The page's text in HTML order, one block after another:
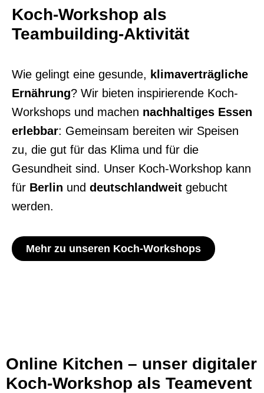
Koch-Workshop als
Teambuilding-Aktivität​
Wie gelingt eine gesunde, klimaverträgliche
Ernährung? Wir bieten inspirierende Koch-
Workshops und machen nachhaltiges Essen
erlebbar: Gemeinsam bereiten wir Speisen
zu, die gut für das Klima und für die
Gesundheit sind. Unser Koch-Workshop kann
für Berlin und deutschlandweit gebucht
werden.
Mehr zu unseren Koch-Workshops
Online Kitchen – unser digitaler
Koch-Workshop als Teamevent​